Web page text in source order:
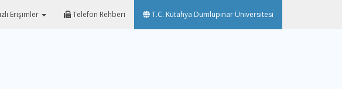
Erişimler Telefon Rehberi T.C. Kütahya Dumlupınar Üniversitesi